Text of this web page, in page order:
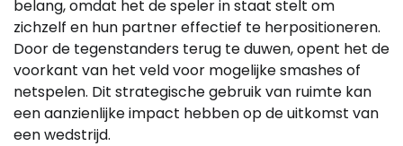
belang, omdat het de speler in staat stelt om
zichzelf en hun partner effectief te herpositioneren.
Door de tegenstanders terug te duwen, opent het de
voorkant van het veld voor mogelijke smashes of
netspelen. Dit strategische gebruik van ruimte kan
een aanzienlijke impact hebben op de uitkomst van
een wedstrijd.